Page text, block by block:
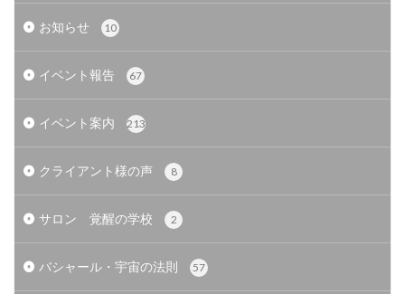
お知らせ 10
イベント報告 67
イベント案内 213
クライアント様の声 8
サロン 覚醒の学校 2
バシャール・宇宙の法則 57